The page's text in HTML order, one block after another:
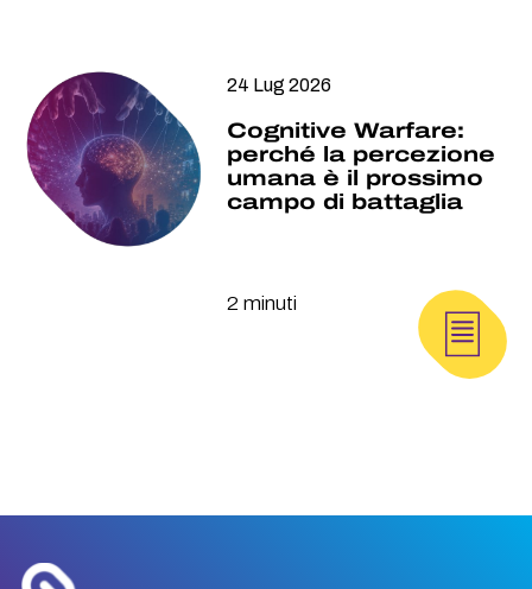
24 Lug 2026
Cognitive Warfare:
perché la percezione
umana è il prossimo
campo di battaglia
2 minuti